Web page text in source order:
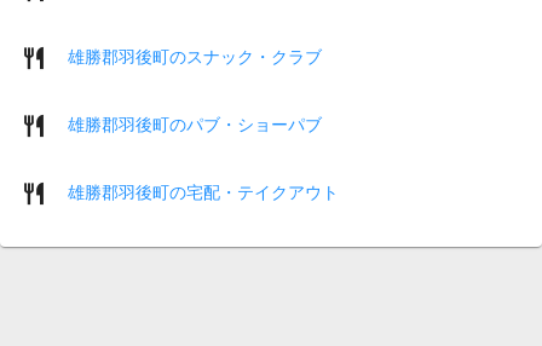
雄勝郡羽後町のスナック・クラブ
雄勝郡羽後町のパブ・ショーパブ
雄勝郡羽後町の宅配・テイクアウト